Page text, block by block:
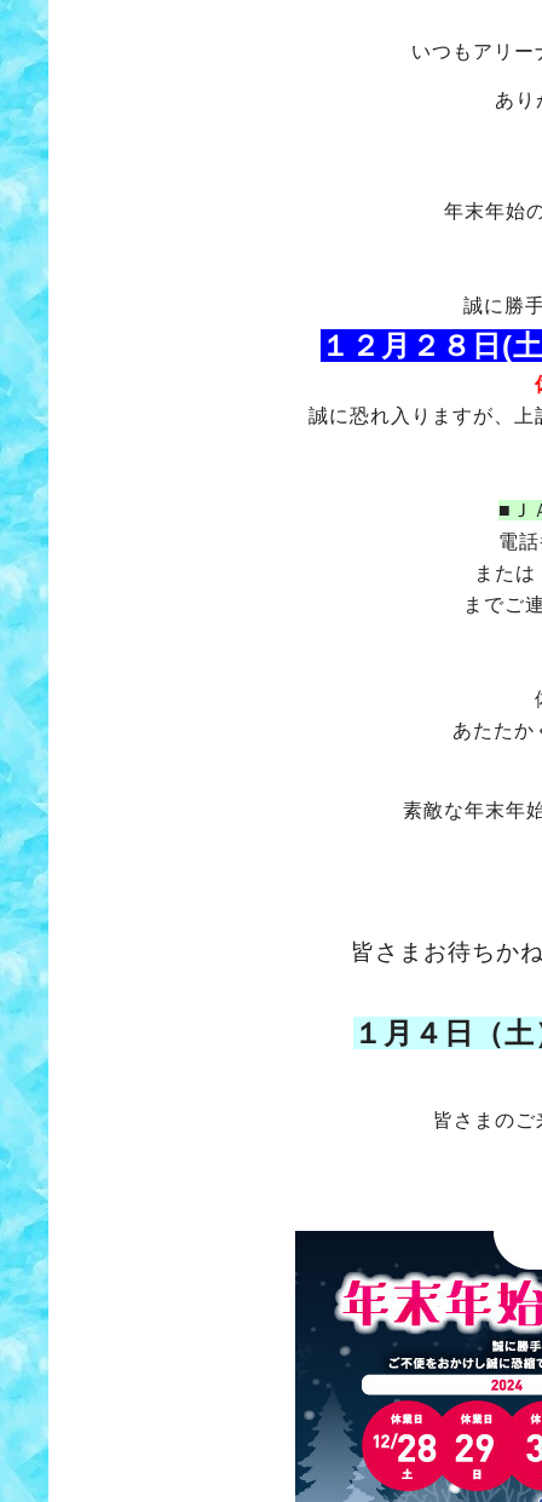
いつもアリー
あり
年末年始
誠に勝
１２月２８日(
誠に恐れ入りますが、
■Ｊ
電
また
までご
あたたか
素敵な年末年
皆さまお待ちか
１月４日（
皆さまの